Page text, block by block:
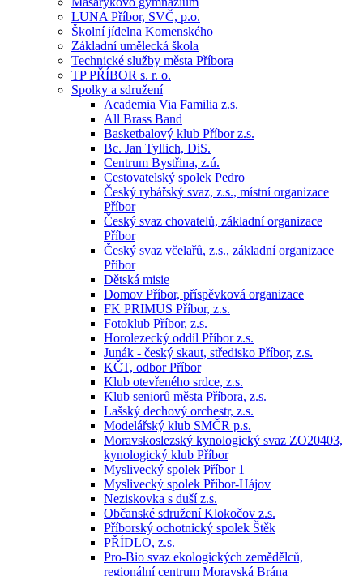
LUNA Příbor, SVČ, p.o.
Školní jídelna Komenského
Základní umělecká škola
Technické služby města Příbora
TP PŘÍBOR s. r. o.
Spolky a sdružení
Academia Via Familia z.s.
All Brass Band
Basketbalový klub Příbor z.s.
Bc. Jan Tyllich, DiS.
Centrum Bystřina, z.ú.
Cestovatelský spolek Pedro
Český rybářský svaz, z.s., místní organizace
Příbor
Český svaz chovatelů, základní organizace
Příbor
Český svaz včelařů, z.s., základní organizace
Příbor
Dětská misie
Domov Příbor, příspěvková organizace
FK PRIMUS Příbor, z.s.
Fotoklub Příbor, z.s.
Horolezecký oddíl Příbor z.s.
Junák - český skaut, středisko Příbor, z.s.
KČT, odbor Příbor
Klub otevřeného srdce, z.s.
Klub seniorů města Příbora, z.s.
Lašský dechový orchestr, z.s.
Modelářský klub SMČR p.s.
Moravskoslezský kynologický svaz ZO20403,
kynologický klub Příbor
Myslivecký spolek Příbor 1
Myslivecký spolek Příbor-Hájov
Neziskovka s duší z.s.
Občanské sdružení Klokočov z.s.
Příborský ochotnický spolek Štěk
PŘÍDLO, z.s.
Pro-Bio svaz ekologických zemědělců,
regionální centrum Moravská Brána